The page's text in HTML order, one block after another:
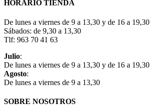
HORARIO TIENDA
De lunes a viernes de 9 a 13,30 y de 16 a 19,30
Sábados: de 9,30 a 13,30
Tlf: 963 70 41 63
Julio:
De lunes a viernes de 9 a 13,30 y de 16 a 19,30
Agosto:
De lunes a viernes de 9 a 13,30
SOBRE NOSOTROS